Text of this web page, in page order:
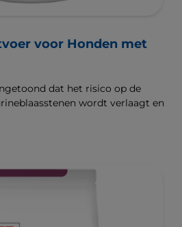
voor Honden met
dat het risico op de
wordt verlaagt en